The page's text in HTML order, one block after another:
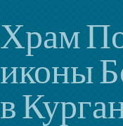
Храм
иконы
в